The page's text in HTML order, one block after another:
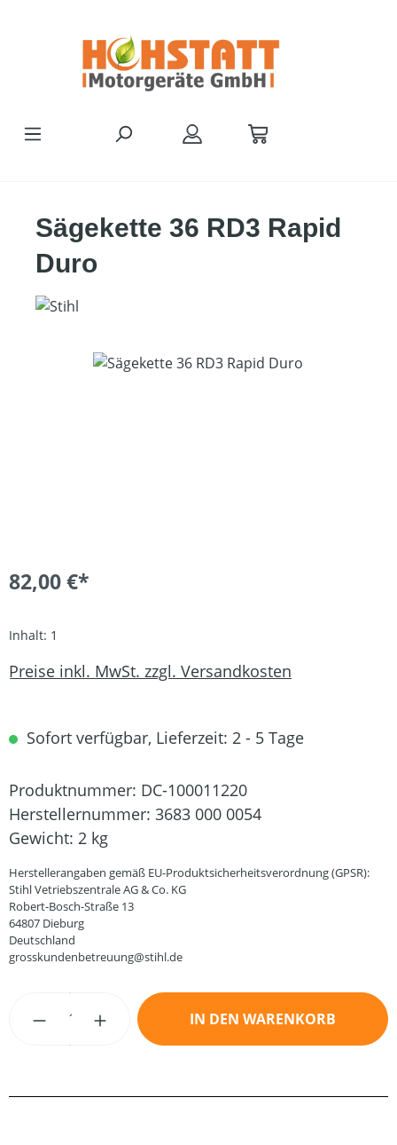
Sägekette 36 RD3 Rapid
Duro
Bildergalerie überspringen
82,00 €*
Inhalt: 1
Preise inkl. MwSt. zzgl. Versandkosten
Sofort verfügbar, Lieferzeit: 2 - 5 Tage
Produktnummer: DC-100011220
Herstellernummer: 3683 000 0054
Gewicht: 2 kg
Herstellerangaben gemäß EU-Produktsicherheitsverordnung (GPSR):
Stihl Vetriebszentrale AG & Co. KG
Robert-Bosch-Straße 13
64807 Dieburg
Deutschland
grosskundenbetreuung@stihl.de
Produkt Anzahl: Gib den gewünschten
IN DEN WARENKORB